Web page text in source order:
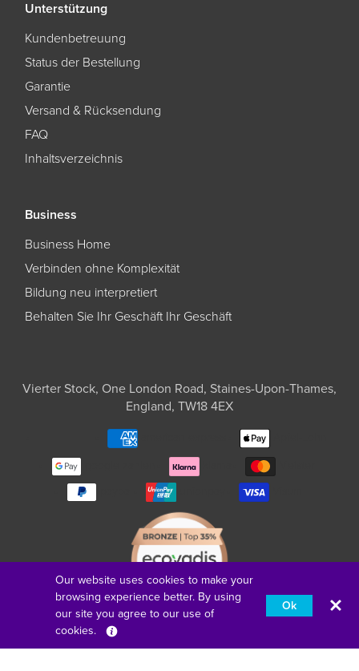
Unterstützung
Kundenbetreuung
Status der Bestellung
Garantie
Versand & Rücksendung
FAQ
Inhaltsverzeichnis
Business
Business Home
Verbinden ohne Komplexität
Bildung neu interpretiert
Behalten Sie Ihr Geschäft Ihr Geschäft
Vierter Stock, One London Road, Staines-Upon-Thames,
England, TW18 4EX
Our website uses cookies to make your
browsing experience better. By using
our site you agree to our use of
cookies.
Ok